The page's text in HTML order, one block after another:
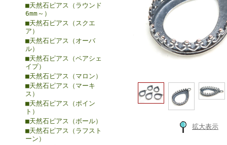
■天然石ピアス（ラウンド
6mm～）
■天然石ピアス（スクエ
ア）
■天然石ピアス（オーバ
ル）
■天然石ピアス（ペアシェ
イプ）
■天然石ピアス（マロン）
■天然石ピアス（マーキ
ス）
■天然石ピアス（ポイン
ト）
■天然石ピアス（ボール）
■天然石ピアス（ラフスト
ーン）
拡大表示